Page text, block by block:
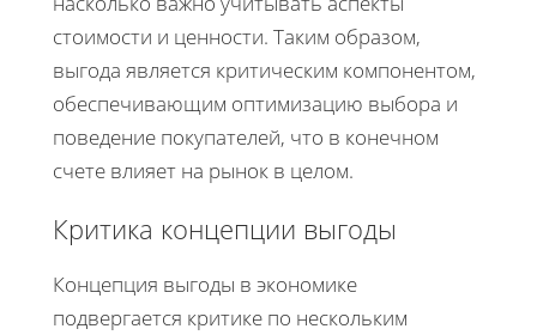
стоимости и ценности. Таким образом,
выгода является критическим компонентом,
обеспечивающим оптимизацию выбора и
поведение покупателей, что в конечном
счете влияет на рынок в целом.
Критика концепции выгоды
Концепция выгоды в экономике
подвергается критике по нескольким